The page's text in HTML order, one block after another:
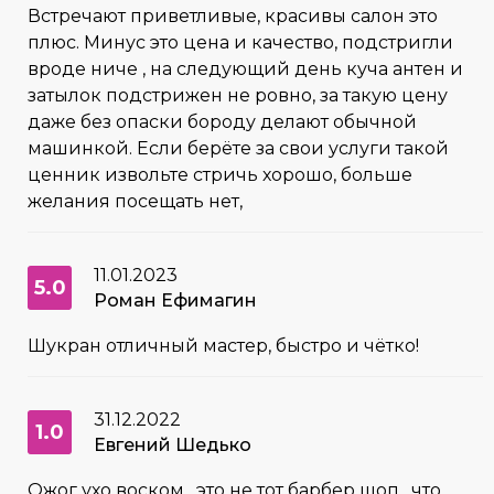
Встречают приветливые, красивы салон это
плюс. Минус это цена и качество, подстригли
вроде ниче , на следующий день куча антен и
затылок подстрижен не ровно, за такую цену
даже без опаски бороду делают обычной
машинкой. Если берёте за свои услуги такой
ценник извольте стричь хорошо, больше
желания посещать нет,
5.0
11.01.2023
Роман Ефимагин
Шукран отличный мастер, быстро и чётко!
1.0
31.12.2022
Евгений Шедько